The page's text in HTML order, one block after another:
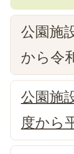
公園施
から令
公園施
度から